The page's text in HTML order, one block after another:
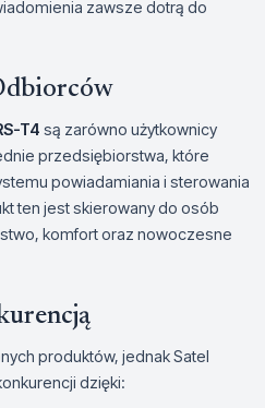
zawsze dotrą do
T4 są zarówno użytkownicy
przedsiębiorstwa, które
powiadamiania i sterowania
ten jest skierowany do osób
komfort oraz nowoczesne
produktów, jednak Satel
dzięki: